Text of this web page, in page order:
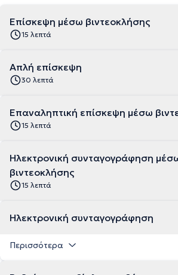
Επίσκεψη μέσω βιντεοκλήσης
15 λεπτά
Απλή επίσκεψη
30 λεπτά
Επαναληπτική επίσκεψη μέσω
15 λεπτά
Ηλεκτρονική συνταγογράφηση
βιντεοκλήσης
15 λεπτά
Ηλεκτρονική συνταγογράφηση
Περισσότερα